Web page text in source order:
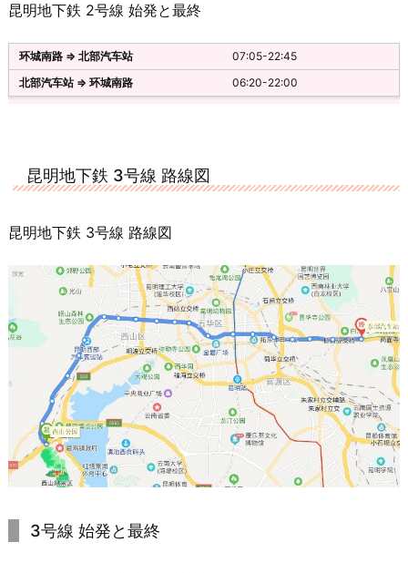
昆明地下鉄 2号線 始発と最終
07:05-22:45
06:20-22:00
昆明地下鉄 3号線 路線図
昆明地下鉄 3号線 路線図
3号線 始発と最終